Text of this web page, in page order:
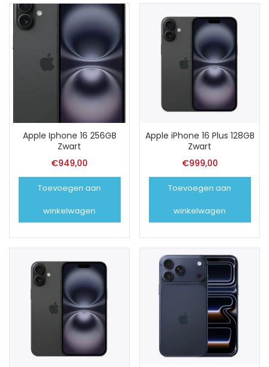
Apple Iphone 16 256GB
Zwart
€949,00
Toevoegen aan
winkelwagen
Apple iPhone 16 Plus 128GB
Zwart
€999,00
Toevoegen aan
winkelwagen